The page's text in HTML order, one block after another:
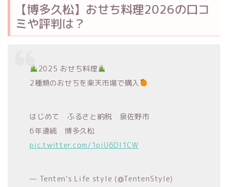
【博多久松】おせち料理2026の口コ
ミや評判は？
2025 おせち料理
2種類のおせちを楽天市場で購入
はじめて ふるさと納税 泉佐野市
6年連続 博多久松
pic.twitter.com/1piU6DI1CW
— Tenten’s Life style (@TentenStyle)